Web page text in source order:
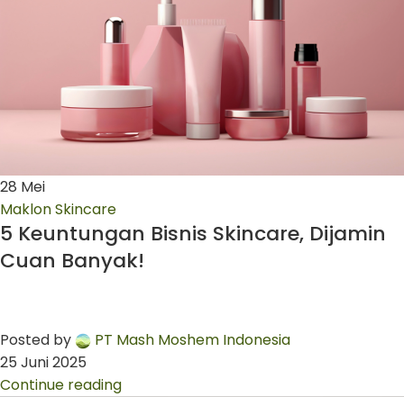
28 Mei
Maklon Skincare
5 Keuntungan Bisnis Skincare, Dijamin
Cuan Banyak!
Posted by
PT Mash Moshem Indonesia
25 Juni 2025
Continue reading